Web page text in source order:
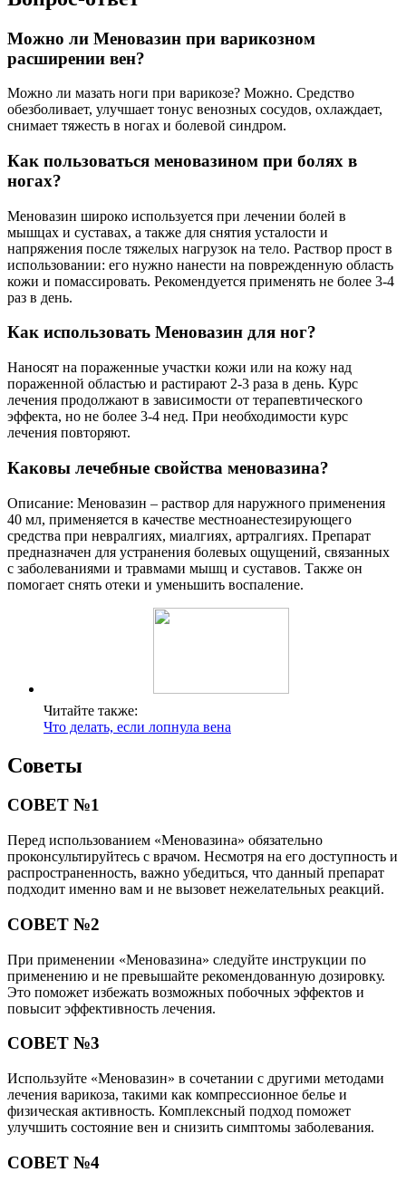
Можно ли Меновазин при варикозном
расширении вен?
Можно ли мазать ноги при варикозе? Можно. Средство
обезболивает, улучшает тонус венозных сосудов, охлаждает,
снимает тяжесть в ногах и болевой синдром.
Как пользоваться меновазином при болях в
ногах?
Меновазин широко используется при лечении болей в
мышцах и суставах, а также для снятия усталости и
напряжения после тяжелых нагрузок на тело. Раствор прост в
использовании: его нужно нанести на поврежденную область
кожи и помассировать. Рекомендуется применять не более 3-4
раз в день.
Как использовать Меновазин для ног?
Наносят на пораженные участки кожи или на кожу над
пораженной областью и растирают 2-3 раза в день. Курс
лечения продолжают в зависимости от терапевтического
эффекта, но не более 3-4 нед. При необходимости курс
лечения повторяют.
Каковы лечебные свойства меновазина?
Описание: Меновазин – раствор для наружного применения
40 мл, применяется в качестве местноанестезирующего
средства при невралгиях, миалгиях, артралгиях. Препарат
предназначен для устранения болевых ощущений, связанных
с заболеваниями и травмами мышц и суставов. Также он
помогает снять отеки и уменьшить воспаление.
Читайте также:
Что делать, если лопнула вена
Советы
СОВЕТ №1
Перед использованием «Меновазина» обязательно
проконсультируйтесь с врачом. Несмотря на его доступность и
распространенность, важно убедиться, что данный препарат
подходит именно вам и не вызовет нежелательных реакций.
СОВЕТ №2
При применении «Меновазина» следуйте инструкции по
применению и не превышайте рекомендованную дозировку.
Это поможет избежать возможных побочных эффектов и
повысит эффективность лечения.
СОВЕТ №3
Используйте «Меновазин» в сочетании с другими методами
лечения варикоза, такими как компрессионное белье и
физическая активность. Комплексный подход поможет
улучшить состояние вен и снизить симптомы заболевания.
СОВЕТ №4